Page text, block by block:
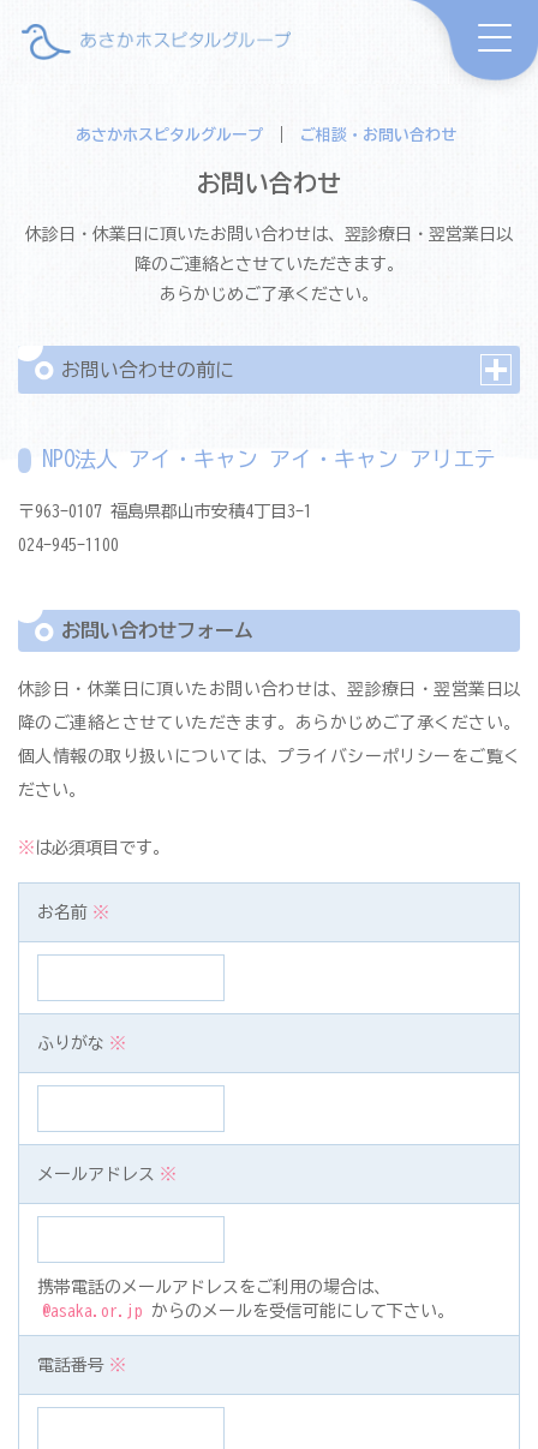
あさかホスピタルグループ ご相談・お問い合わせ
お問い合わせ
休診日・休業日に頂いたお問い合わせは、翌診療日・翌営業日以
降のご連絡とさせていただきます。
あらかじめご了承ください。
お問い合わせの前に
NPO法人 アイ・キャン アイ・キャン アリエテ
〒963-0107 福島県郡山市安積4丁目3-1
024-945-1100
お問い合わせフォーム
休診日・休業日に頂いたお問い合わせは、翌診療日・翌営業日以
降のご連絡とさせていただきます。あらかじめご了承ください。
個人情報の取り扱いについては、 プライバシーポリシー をご覧く
ださい。
※ は必須項目です。
お名前 ※
ふりがな ※
メールアドレス ※
携帯電話のメールアドレスをご利用の場合は、
@asaka.or.jp からのメールを受信可能にして下さい。
電話番号 ※